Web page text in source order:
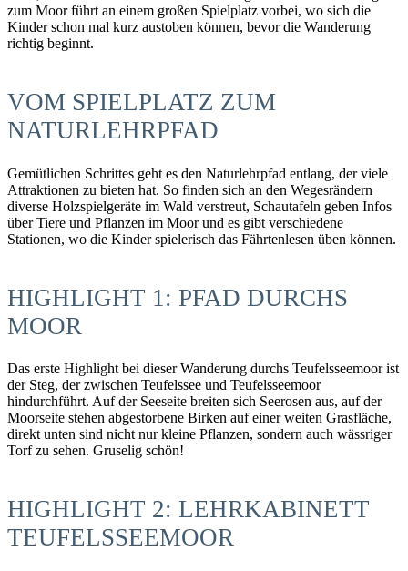
zum Moor führt an einem großen Spielplatz vorbei, wo sich die
Kinder schon mal kurz austoben können, bevor die Wanderung
richtig beginnt.
VOM SPIELPLATZ ZUM
NATURLEHRPFAD
Gemütlichen Schrittes geht es den Naturlehrpfad entlang, der viele
Attraktionen zu bieten hat. So finden sich an den Wegesrändern
diverse Holzspielgeräte im Wald verstreut, Schautafeln geben Infos
über Tiere und Pflanzen im Moor und es gibt verschiedene
Stationen, wo die Kinder spielerisch das Fährtenlesen üben können.
HIGHLIGHT 1: PFAD DURCHS
MOOR
Das erste Highlight bei dieser Wanderung durchs Teufelsseemoor ist
der Steg, der zwischen Teufelssee und Teufelsseemoor
hindurchführt. Auf der Seeseite breiten sich Seerosen aus, auf der
Moorseite stehen abgestorbene Birken auf einer weiten Grasfläche,
direkt unten sind nicht nur kleine Pflanzen, sondern auch wässriger
Torf zu sehen. Gruselig schön!
HIGHLIGHT 2: LEHRKABINETT
TEUFELSSEEMOOR